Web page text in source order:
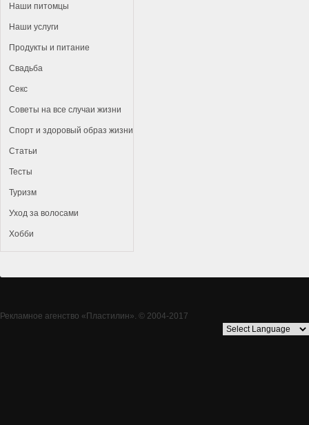
Наши питомцы
Наши услуги
Продукты и питание
Свадьба
Секс
Советы на все случаи жизни
Спорт и здоровый образ жизни
Статьи
Тесты
Туризм
Уход за волосами
Хобби
Рекламное агенство «Пластилин» . © 2004-2017